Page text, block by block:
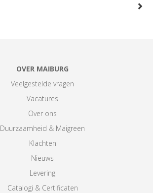
OVER MAIBURG
Veelgestelde vragen
Vacatures
Over ons
Duurzaamheid & Maigreen
Klachten
Nieuws
Levering
Catalogi & Certificaten